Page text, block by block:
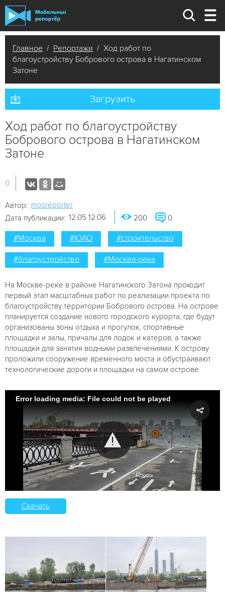
Главное / Репортажи / Ход работ по
благоустройству Бобрового острова в Нагатинском
Затоне
Загрузить
Ход работ по благоустройству
Бобрового острова в Нагатинском
Затоне
0
Автор: mosreporter
Дата публикации: 12.05 12:06 200 0
#Москва #ЮАО #строительство
#благоустройство #Москва-река
На Москве-реке в районе Нагатинского Затона проходит
первый этап масштабных работ по реализации проекта по
благоустройству территории Бобрового острова. На острове
планируется создание нового городского курорта, где будут
организованы зоны отдыха и прогулок, спортивные
площадки и залы, причалы для лодок и катеров, а также
площадки для занятия водными развлечениями. К острову
проложили сооружение временного моста и обустраивают
технологические дороги и площадки на самом острове.
Error loading media: File could not be played
Скачать